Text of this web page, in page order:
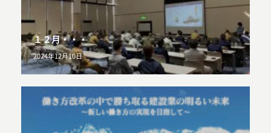
１２月・・・
2024年12月10日